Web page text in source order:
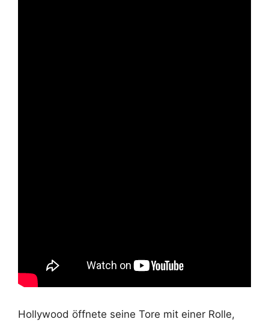
Hollywood öffnete seine Tore mit einer Rolle,